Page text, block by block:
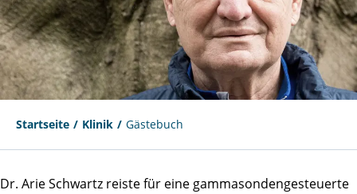
Startseite Klinik Gästebuch
Dr. Arie Schwartz reiste für eine gammasondengesteuerte